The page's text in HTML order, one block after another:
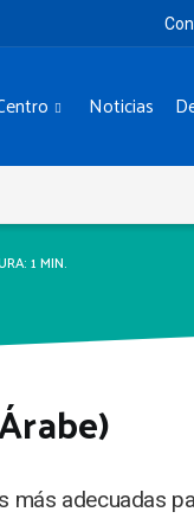
Noticias
1MIN.
más adecuadas